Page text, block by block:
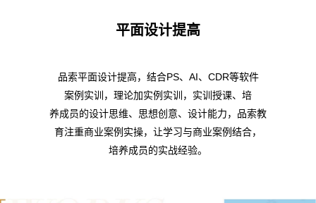
平面设计提高
品索平面设计提高，结合PS、AI、CDR等软件
案例实训，理论加实例实训，实训授课、培
养成员的设计思维、思想创意、设计能力，品索教
育注重商业案例实操，让学习与商业案例结合，
培养成员的实战经验。